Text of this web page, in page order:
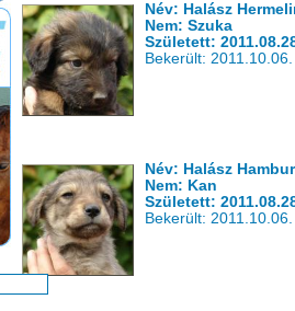
Név: Halász
Nem: Szuka
Született:
Bekerült: 2011.10.06.
Név: Halász
Nem: Kan
Született:
Bekerült: 2011.10.06.